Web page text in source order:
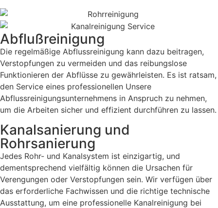
Abflußreinigung
Die regelmäßige Abflussreinigung kann dazu beitragen,
Verstopfungen zu vermeiden und das reibungslose
Funktionieren der Abflüsse zu gewährleisten. Es ist ratsam,
den Service eines professionellen Unsere
Abflussreinigungsunternehmens in Anspruch zu nehmen,
um die Arbeiten sicher und effizient durchführen zu lassen.
Kanalsanierung und
Rohrsanierung
Jedes Rohr- und Kanalsystem ist einzigartig, und
dementsprechend vielfältig können die Ursachen für
Verengungen oder Verstopfungen sein. Wir verfügen über
das erforderliche Fachwissen und die richtige technische
Ausstattung, um eine professionelle Kanalreinigung bei